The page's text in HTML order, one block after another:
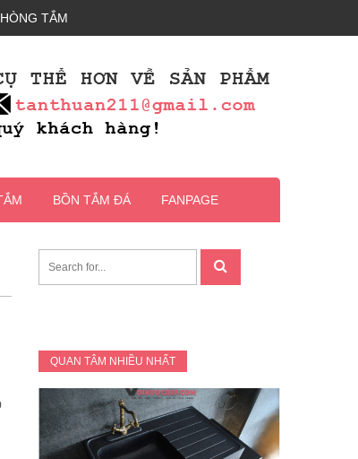
TẮM
BỒN TẮM ĐÁ FANPAGE
QUAN TÂM NHIỀU NHẤT